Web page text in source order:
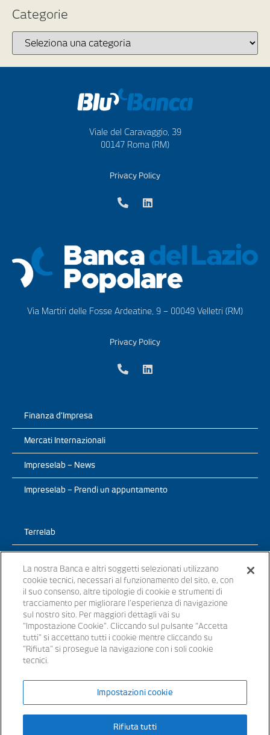
Categorie
Viale del Caravaggio, 39
00147 Roma (RM)
Privacy Policy
Via Martiri delle Fosse Ardeatine, 9 – 00049 Velletri (RM)
Privacy Policy
Finanza d’Impresa
Mercati Internazionali
Impreselab – News
Impreselab – Prendi un appuntamento
Terrelab
TerreLab – News
TerreLab – prendi un appuntamento
Banche appartenenti al Gruppo Bancario Banca Popolare del Lazio –
P.IVA 15854861000 – iscritta all’ Albo dei Gruppi Bancari al n. 5104
La nostra Banca e altri soggetti selezionati utilizzano
cookie tecnici, necessari al funzionamento del sito, e, con
il suo consenso, altre tipologie di cookie e strumenti di
tracciamento per migliorare l’esperienza di navigazione
sul nostro sito. Per maggiori dettagli vai su
"Impostazione Cookie". Cliccando sul pulsante “Accetta
tutti" si accettano tutti i cookie mentre cliccando su
"Rifiuta" si prosegue la navigazione con i soli cookie
tecnici.
Impostazioni cookie
Rifiuta tutti